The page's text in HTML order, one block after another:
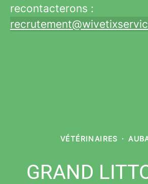
recontacterons :
VÉTÉRINAIRES ·
GRAND